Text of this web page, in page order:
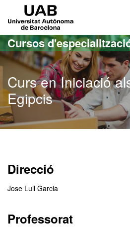
Ves al contingut principal
Ves a la navegació de la pàgina
Cursos
Curs en Iniciació
Egipcis
Direcció
Jose Lull Garcia
Professorat